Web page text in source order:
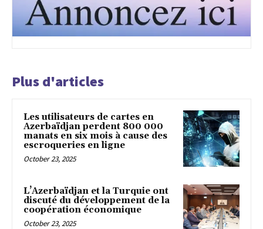
Plus d'articles
Les utilisateurs de cartes en
Azerbaïdjan perdent 800 000
manats en six mois à cause des
escroqueries en ligne
October 23, 2025
L’Azerbaïdjan et la Turquie ont
discuté du développement de la
coopération économique
October 23, 2025